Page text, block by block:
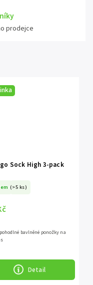
prodejce
Sock High 3-pack
(>5 ks)
Detail
bavlněné ponožky na